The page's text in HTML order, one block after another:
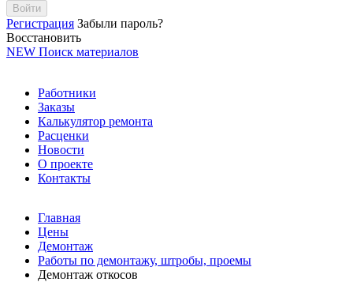
Войти
Регистрация Забыли пароль?
Восстановить
NEW Поиск материалов
Работники
Заказы
Калькулятор ремонта
Расценки
Новости
О проекте
Контакты
Главная
Цены
Демонтаж
Работы по демонтажу, штробы, проемы
Демонтаж откосов